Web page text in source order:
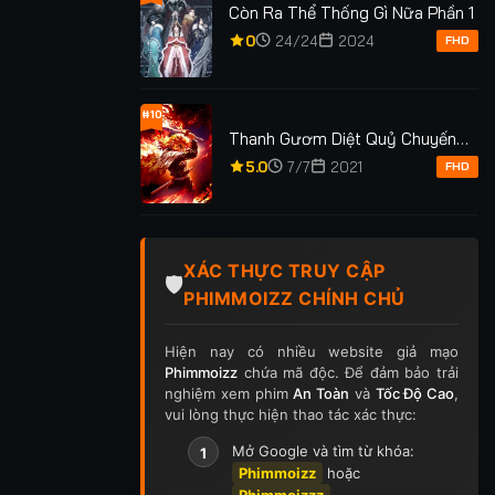
CUỘC PHIÊU LƯU
BIẾN HÓA
Còn Ra Thể Thống Gì Nữa Phần 1
0 24/24 2024 FHD
#10
Thanh Gươm Diệt Quỷ Chuyến
Tàu Vô Tận
5.0 7/7 2021 FHD
🛡️
XÁC THỰC TRUY CẬP
PHIMMOIZZ CHÍNH CHỦ
Hiện nay có nhiều website giả mạo
Phimmoizz chứa mã độc. Để đảm bảo trải
nghiệm xem phimAn Toàn và Tốc Độ Cao,
vui lòng thực hiện thao tác xác thực:
1
Mở Google và tìm từ khóa:
Phimmoizz
hoặc